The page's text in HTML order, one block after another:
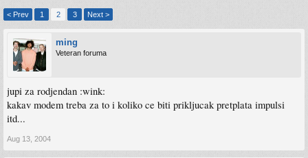
< Prev 1 2 3 Next >
ming
Veteran foruma
jupi za rodjendan :wink:
kakav modem treba za to i koliko ce biti prikljucak pretplata impulsi
itd...
Aug 13, 2004